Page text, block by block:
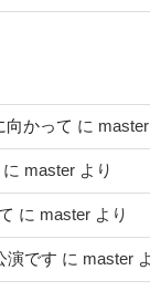
向かって に master
に master より
に master より
演です に master